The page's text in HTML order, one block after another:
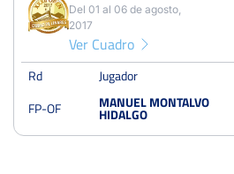
Del 01 al 06 de agosto,
2017
Ver Cuadro
Rd Jugador
FP-OF
MANUEL MONTALVO
HIDALGO